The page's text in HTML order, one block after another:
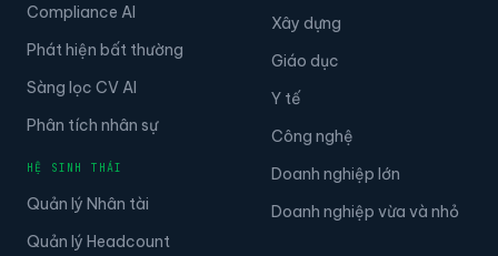
Compliance AI
Phát hiện bất thường
Sàng lọc CV AI
Phân tích nhân sự
HỆ SINH THÁI
Quản lý Nhân tài
Quản lý Headcount
Xây dựng
Giáo dục
Y tế
Công nghệ
Doanh nghiệp lớn
Doanh nghiệp vừa và nhỏ